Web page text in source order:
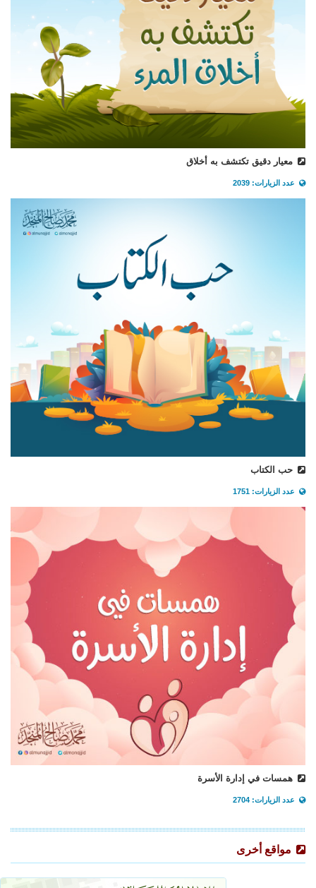
معيار دقيق تكتشف به أخلاق
عدد الزيارات: 2039
حب الكتاب
عدد الزيارات: 1751
همسات في إدارة الأسرة
عدد الزيارات: 2704
مواقع أخرى